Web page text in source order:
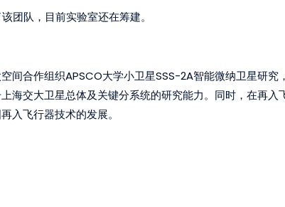
团队，目前实验室还在筹建。
间合作组织APSCO大学小卫星SSS-2A智能微纳卫星研
海交大卫星总体及关键分系统的研究能力。同时，在再
入飞行器技术的发展。